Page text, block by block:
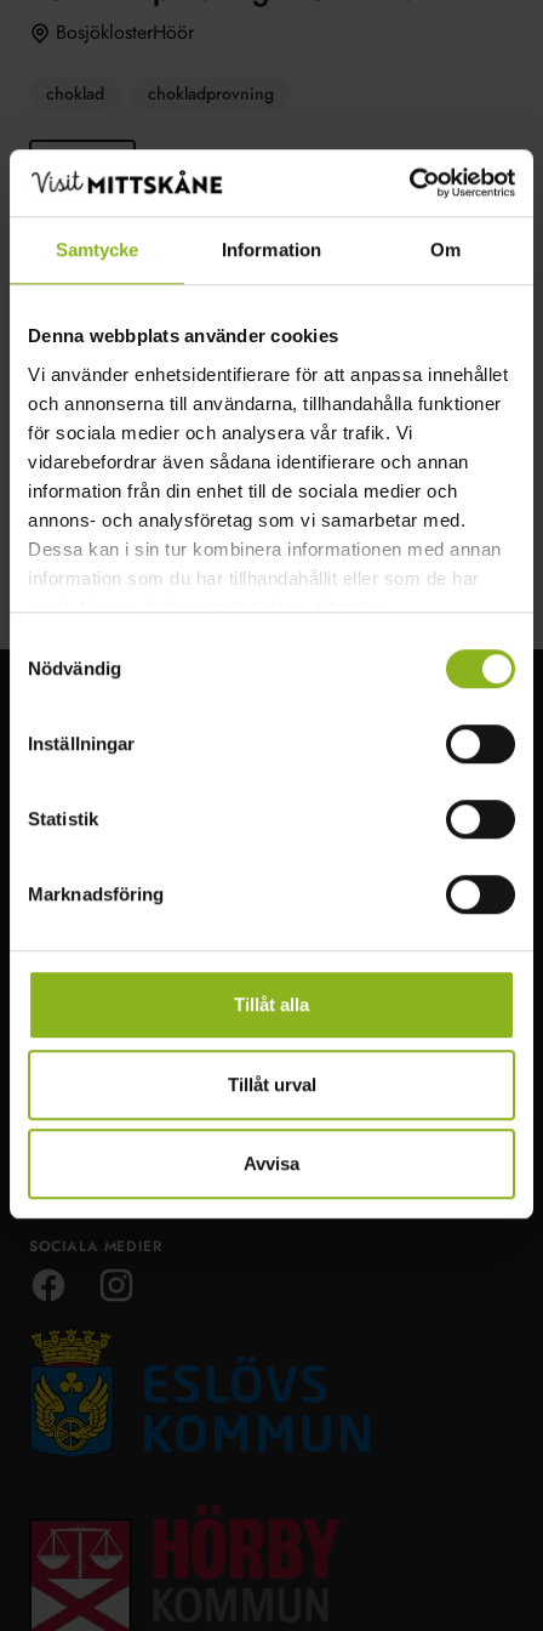
Samtycke Information Om
Denna webbplats använder cookies
Vi använder enhetsidentifierare för att anpassa innehållet
och annonserna till användarna, tillhandahålla funktioner
för sociala medier och analysera vår trafik. Vi
vidarebefordrar även sådana identifierare och annan
information från din enhet till de sociala medier och
annons- och analysföretag som vi samarbetar med.
Dessa kan i sin tur kombinera informationen med annan
information som du har tillhandahållit eller som de har
samlat in när du har använt deras tjänster.
Nödvändig
Inställningar
Statistik
Marknadsföring
Tillåt alla
Tillåt urval
Avvisa
BosjöklosterHöör
choklad chokladprovning
Dela
Chokladprovning hos MAT & KaKa i Bosjökloster.
2024-02-28–2024-02-28
www.matokaka.se
info@matokaka.se
Höör
bokskogen, besök slott, fiska, simma eller paddla i sjöarna.
Natur & Äventyr
Boende & möten
Event
Infopoints
Bra att veta
Ta dig runt
Om Visit Mittskåne
SOCIALA MEDIER
Facebook